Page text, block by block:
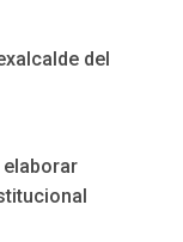
del
dicen que